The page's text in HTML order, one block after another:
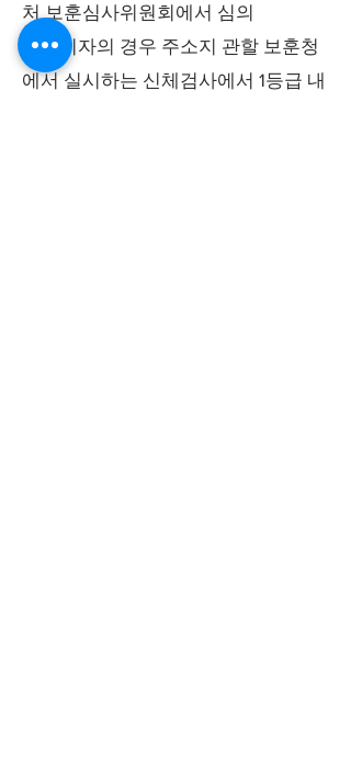
처 보훈심사위원회에서 심의
4. 상이자의 경우 주소지 관할 보훈청
에서 실시하는 신체검사에서 1등급 내